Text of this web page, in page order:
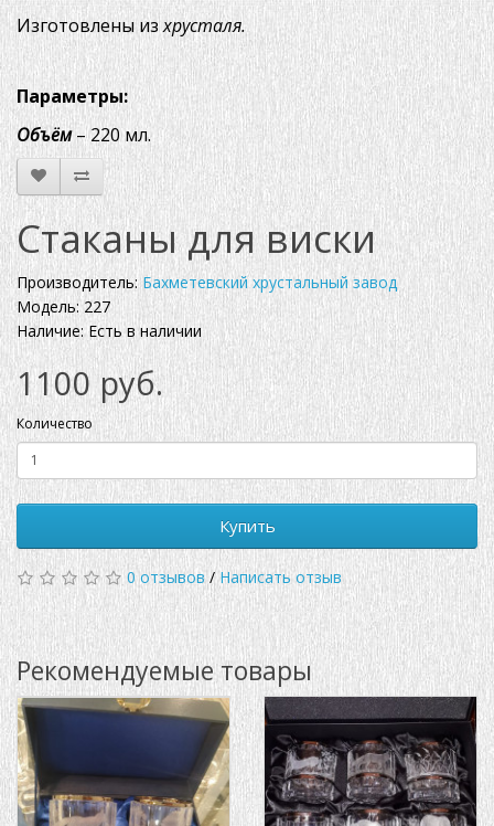
Изготовлены изхрусталя.
Параметры:
Объём– 220 мл.
Стаканы для виски
Производитель: Бахметевский хрустальный завод
Модель: 227
Наличие: Есть в наличии
1100 руб.
Количество
Купить
0 отзывов/Написать отзыв
Рекомендуемые товары